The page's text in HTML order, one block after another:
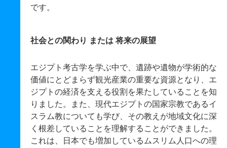
です。
社会との関わり または 将来の展望
エジプト考古学を学ぶ中で、遺跡や遺物が学術的な
価値にとどまらず観光産業の重要な資源となり、エ
ジプトの経済を支える役割を果たしていることを知
りました。また、現代エジプトの国家宗教であるイ
スラム教についても学び、その教えが地域文化に深
く根差していることを理解することができました。
これは、日本でも増加しているムスリム人口への理